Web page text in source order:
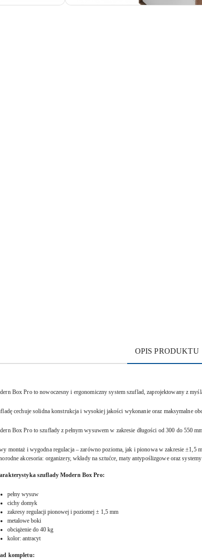
OPIS PRODUKTU
Box Pro to nowoczesny i ergonomiczny system szuflad, zaprojektowany z
cechuje solidna konstrukcja i wysokiej jakości wykonanie oraz maksymalne
Box Pro to szuflady z pełnym wysuwem w zakresie długości od 300 do 550
montaż i wygodna regulacja – zarówno pozioma, jak i pionowa w zakresie ±1,5
akcesoria: organizery, wkłady na sztućce, maty antypoślizgowe oraz
szuflady Modern Box Pro:
pełny wysuw
cichy domyk
zakresy regulacji pionowej i poziomej ± 1,5 mm
metalowe boki
obciążenie do 40 kg
kolor: antracyt
kompletu: